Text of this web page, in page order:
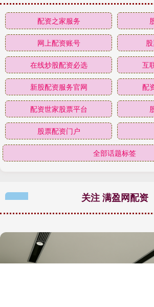
配资之家服务
网上配资账号
在线炒股配资必选 互
新股配资服务官网 配
配资世家股票平台
股票配资门户
全部话题标签
关注 满盈网配资